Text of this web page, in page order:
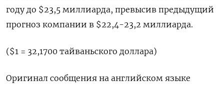
году до $23,5 миллиарда, превысив предыдущий
прогноз компании в $22,4-23,2 миллиарда.
($1 = 32,1700 тайваньского доллара)
Оригинал сообщения на английском языке